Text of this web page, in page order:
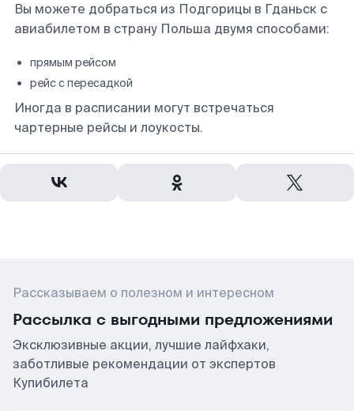
Вы можете добраться из Подгорицы в Гданьск с
авиабилетом в страну Польша двумя способами:
прямым рейсом
рейс с пересадкой
Иногда в расписании могут встречаться
чартерные рейсы и лоукосты.
Рассказываем о полезном и интересном
Рассылка с выгодными предложениями
Эксклюзивные акции, лучшие лайфхаки,
заботливые рекомендации от экспертов
Купибилета